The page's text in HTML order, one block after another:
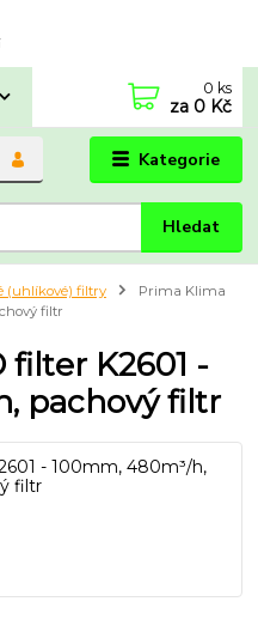
Kategorie
Hledat
0 ks
za 0 Kč
(uhlíkové) filtry
Prima Klima
filtr
filter K2601 -
pachový filtr